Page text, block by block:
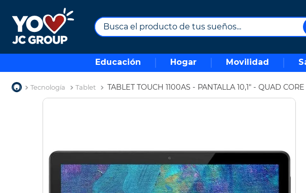
Busca el producto de tus sueños...
Educación Hogar Movilidad
Tecnología Tablet TABLET TOUCH 1100AS - PANTALLA 10,1" - QUAD
TÉRMINOS MÁS BUSCADOS
3.
moto
6.
turismo
impresora
cine